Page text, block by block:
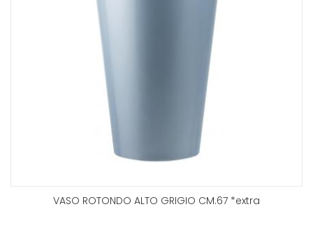
VASO ROTONDO ALTO GRIGIO CM.67 *extra